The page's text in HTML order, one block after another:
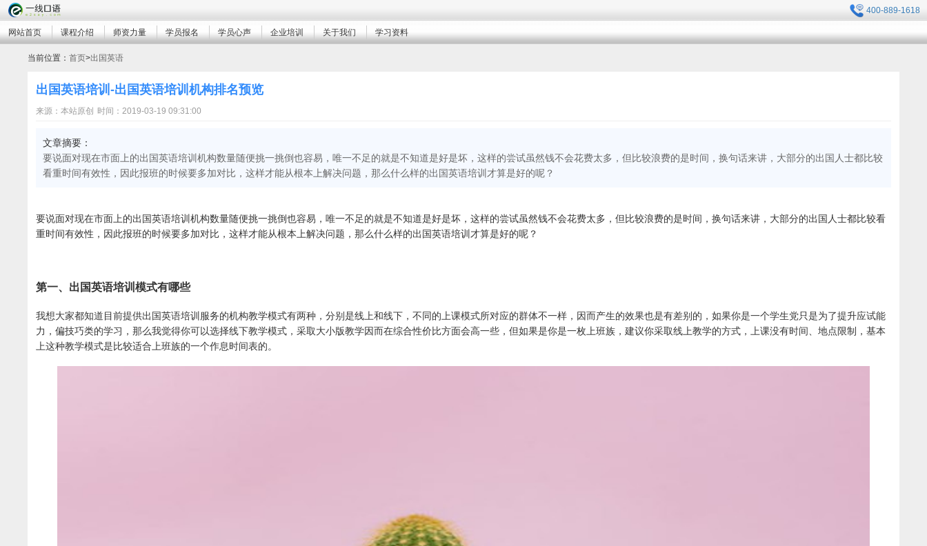
400-889-1618
网站首页 课程介绍 师资力量 学员报名 学员心声 企业培训 关于我们 学习资料
当前位置：首页>出国英语
出国英语培训-出国英语培训机构排名预览
来源：本站原创 时间：2019-03-19 09:31:00
文章摘要：
要说面对现在市面上的出国英语培训机构数量随便挑一挑倒也容易，唯一不足的就是不知道是好是坏，这样的尝试虽然钱不会花费太多，但比较浪费的是时间，换句话来讲，大部分的出国人士都比较
看重时间有效性，因此报班的时候要多加对比，这样才能从根本上解决问题，那么什么样的出国英语培训才算是好的呢？
要说面对现在市面上的出国英语培训机构数量随便挑一挑倒也容易，唯一不足的就是不知道是好是坏，这样的尝试虽然钱不会花费太多，但比较浪费的是时间，换句话来讲，大部分的出国人士都比较看
重时间有效性，因此报班的时候要多加对比，这样才能从根本上解决问题，那么什么样的出国英语培训才算是好的呢？
第一、出国英语培训模式有哪些
我想大家都知道目前提供出国英语培训服务的机构教学模式有两种，分别是线上和线下，不同的上课模式所对应的群体不一样，因而产生的效果也是有差别的，如果你是一个学生党只是为了提升应试能
力，偏技巧类的学习，那么我觉得你可以选择线下教学模式，采取大小版教学因而在综合性价比方面会高一些，但如果是你是一枚上班族，建议你采取线上教学的方式，上课没有时间、地点限制，基本
上这种教学模式是比较适合上班族的一个作息时间表的。